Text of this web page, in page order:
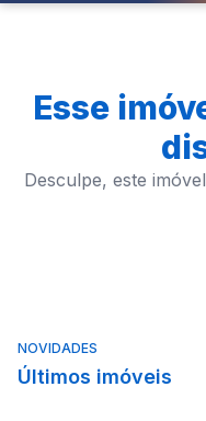
Esse
Desculpe, este
NOVIDADES
Últimos imóveis